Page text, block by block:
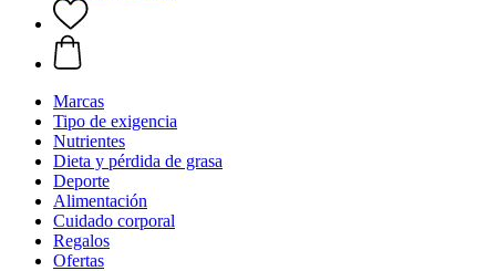
Marcas
Tipo de exigencia
Nutrientes
Dieta y pérdida de grasa
Deporte
Alimentación
Cuidado corporal
Regalos
Ofertas